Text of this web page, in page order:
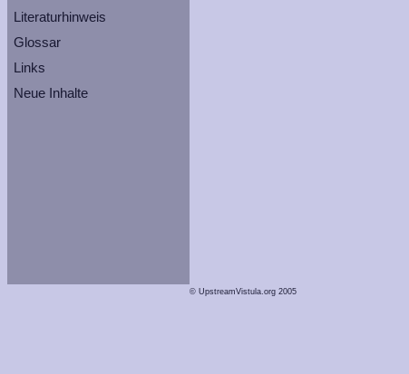
Literaturhinweis
Glossar
Links
Neue Inhalte
© UpstreamVistula.org 2005